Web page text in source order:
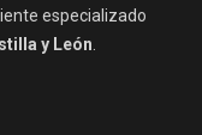
especializado
y León.